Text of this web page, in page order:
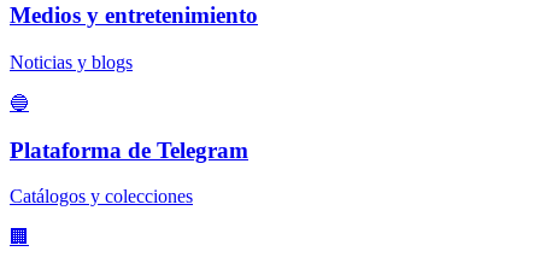
Medios y entretenimiento
Noticias y blogs
🔵
Plataforma de Telegram
Catálogos y colecciones
🏢